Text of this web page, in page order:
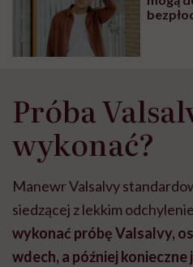
Próba
wykonać?
Manewr Valsalvy
siedzącej z lekkim
wykonać próbę Valsalvy,
wdech, a później